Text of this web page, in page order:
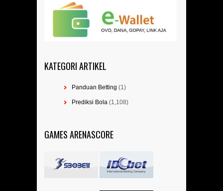
KATEGORI ARTIKEL
Panduan Betting (1)
Prediksi Bola (1,108)
GAMES ARENASCORE